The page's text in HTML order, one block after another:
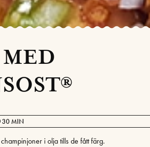
30 MIN
i olja tills de fått färg.